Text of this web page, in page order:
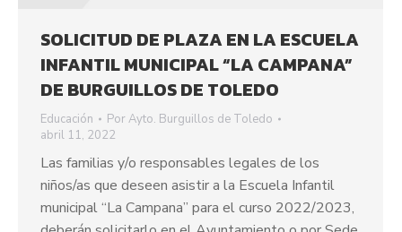
SOLICITUD DE PLAZA EN LA ESCUELA
INFANTIL MUNICIPAL “LA CAMPANA”
DE BURGUILLOS DE TOLEDO
Educación PorAyto. Burguillos de Toledo
abril 11, 2022
Las familias y/o responsables legales de los
niños/as que deseen asistir a la Escuela Infantil
municipal “La Campana” para el curso 2022/2023,